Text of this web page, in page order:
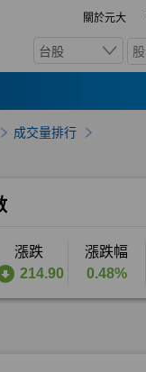
關於元大
台股
成交量排行